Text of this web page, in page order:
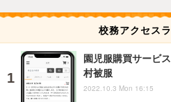
校務アクセス
園児服購買サービ
村被服
2022.10.3 Mon 16:15